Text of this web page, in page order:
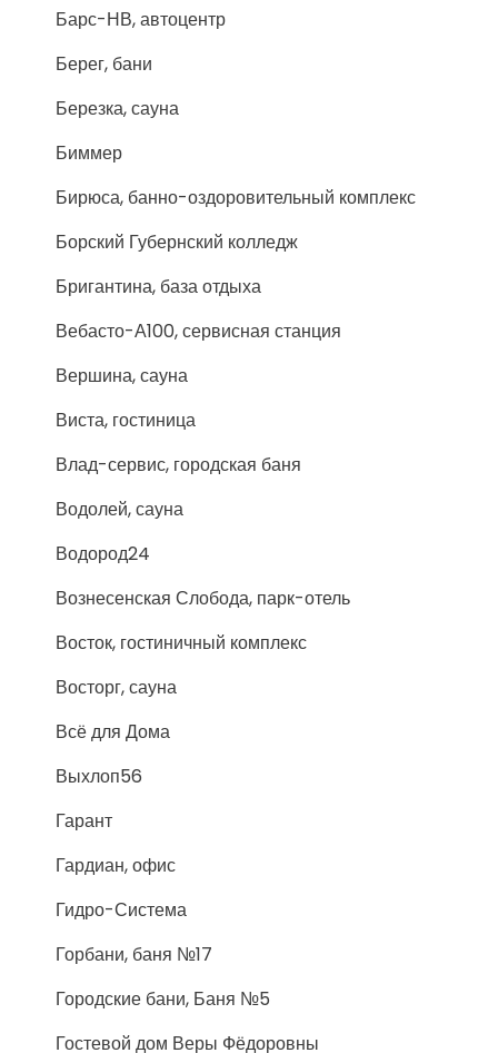
Барс-НВ, автоцентр
Берег, бани
Березка, сауна
Биммер
Бирюса, банно-оздоровительный комплекс
Борский Губернский колледж
Бригантина, база отдыха
Вебасто-А100, сервисная станция
Вершина, сауна
Виста, гостиница
Влад-сервис, городская баня
Водолей, сауна
Водород24
Вознесенская Слобода, парк-отель
Восток, гостиничный комплекс
Восторг, сауна
Всё для Дома
Выхлоп56
Гарант
Гардиан, офис
Гидро-Система
Горбани, баня №17
Городские бани, Баня №5
Гостевой дом Веры Фёдоровны